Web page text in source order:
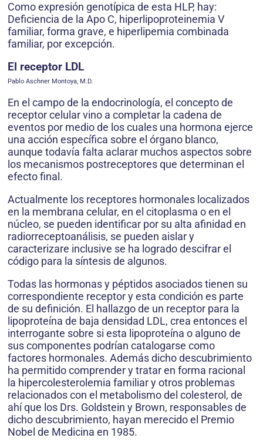
Como expresión genotípica de esta HLP, hay:
Deficiencia de la Apo C, hiperlipoproteinemia V
familiar, forma grave, e hiperlipemia combinada
familiar, por excepción.
El receptor LDL
Pablo Aschner Montoya, M.D.
En el campo de la endocrinología, el concepto de
receptor celular vino a completar la cadena de
eventos por medio de los cuales una hormona ejerce
una acción específica sobre el órgano blanco,
aunque todavía falta aclarar muchos aspectos sobre
los mecanismos postreceptores que determinan el
efecto final.
Actualmente los receptores hormonales localizados
en la membrana celular, en el citoplasma o en el
núcleo, se pueden identificar por su alta afinidad en
radiorreceptoanálisis, se pueden aislar y
caracterizare inclusive se ha logrado descifrar el
código para la síntesis de algunos.
Todas las hormonas y péptidos asociados tienen su
correspondiente receptor y esta condición es parte
de su definición. El hallazgo de un receptor para la
lipoproteína de baja densidad LDL, crea entonces el
interrogante sobre si esta lipoproteína o alguno de
sus componentes podrían catalogarse como
factores hormonales. Además dicho descubrimiento
ha permitido comprender y tratar en forma racional
la hipercolesterolemia familiar y otros problemas
relacionados con el metabolismo del colesterol, de
ahí que los Drs. Goldstein y Brown, responsables de
dicho descubrimiento, hayan merecido el Premio
Nobel de Medicina en 1985.